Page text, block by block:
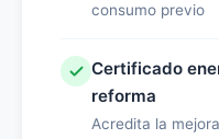
consumo previo
Certificado
reforma
Acredita la